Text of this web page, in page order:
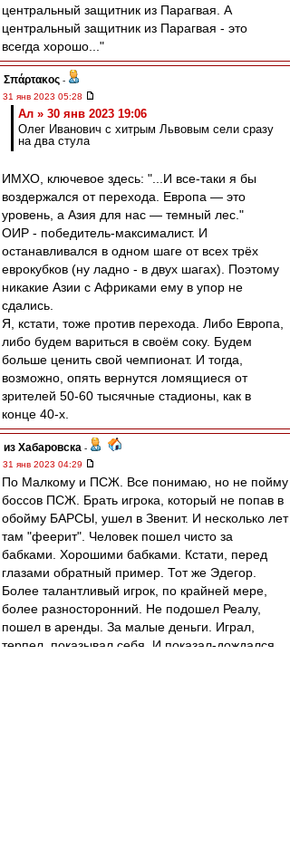
центральный защитник из Парагвая. А
центральный защитник из Парагвая - это
всегда хорошо..."
Σπάρτακος -
31 янв 2023 05:28
Ал » 30 янв 2023 19:06
Олег Иванович с хитрым Львовым сели сразу
на два стула
ИМХО, ключевое здесь: "...И все-таки я бы
воздержался от перехода. Европа — это
уровень, а Азия для нас — темный лес."
ОИР - победитель-максималист. И
останавливался в одном шаге от всех трёх
еврокубков (ну ладно - в двух шагах). Поэтому
никакие Азии с Африками ему в упор не
сдались.
Я, кстати, тоже против перехода. Либо Европа,
либо будем вариться в своём соку. Будем
больше ценить свой чемпионат. И тогда,
возможно, опять вернутся ломящиеся от
зрителей 50-60 тысячные стадионы, как в
конце 40-х.
из Хабаровска -
31 янв 2023 04:29
По Малкому и ПСЖ. Все понимаю, но не пойму
боссов ПСЖ. Брать игрока, который не попав в
обойму БАРСЫ, ушел в Звенит. И несколько лет
там "феерит". Человек пошел чисто за
бабками. Хорошими бабками. Кстати, перед
глазами обратный пример. Тот же Эдегор.
Более талантливый игрок, по крайней мере,
более разносторонний. Не подошел Реалу,
пошел в аренды. За малые деньги. Играл,
терпел, показывал себя. И показал-дождался.